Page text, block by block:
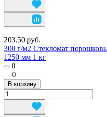
203.50 руб.
300 г/м2 Стекломат
1250 мм 1 кг
0
0
В корзину